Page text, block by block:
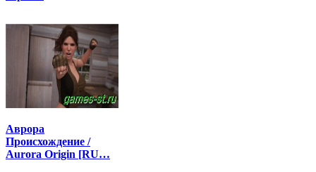
Аврора
Происхождение /
Aurora Origin [RU…